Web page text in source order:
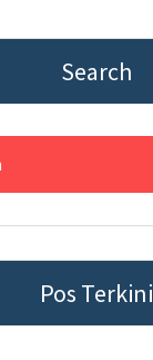
Search
Pos Terkini